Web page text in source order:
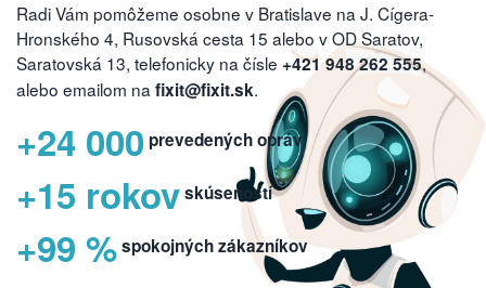
Radi Vám pomôžeme osobne v Bratislave na J. Cígera-
Hronského 4, Rusovská cesta 15 alebo v OD Saratov,
Saratovská 13, telefonicky na čísle +421 948 262 555,
alebo emailom na fixit@fixit.sk.
+24 000 prevedených opráv
+15 rokovskúseností
+99 %spokojných zákazníkov